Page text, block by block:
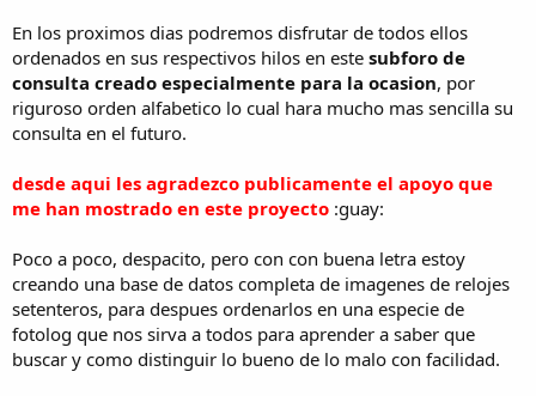
En los proximos dias podremos disfrutar de todos ellos
ordenados en sus respectivos hilos en este subforo de
consulta creado especialmente para la ocasion, por
riguroso orden alfabetico lo cual hara mucho mas sencilla su
consulta en el futuro.
desde aqui les agradezco publicamente el apoyo que
me han mostrado en este proyecto :guay:
Poco a poco, despacito, pero con con buena letra estoy
creando una base de datos completa de imagenes de relojes
setenteros, para despues ordenarlos en una especie de
fotolog que nos sirva a todos para aprender a saber que
buscar y como distinguir lo bueno de lo malo con facilidad.